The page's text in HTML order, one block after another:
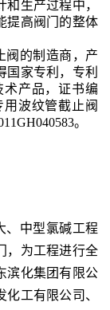
生产过程中，
提高阀门的整体
阀的制造商，产
国家专利，专利
术产品，证书编
用波纹管截止阀
。
、中型氯碱工程
，为工程进行全
滨化集团有限公
工有限公司、